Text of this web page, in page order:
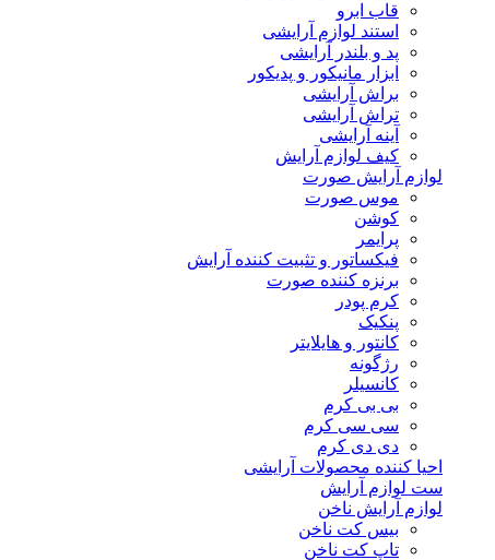
قاب ابرو
استند لوازم آرایشی
پد و بلندر آرایشی
ابزار مانیکور و پدیکور
براش آرایشی
تراش آرایشی
آینه آرایشی
کیف لوازم آرایش
لوازم آرایش صورت
موس صورت
کوشن
پرایمر
فیکساتور و تثبیت کننده آرایش
برنزه کننده صورت
کرم پودر
پنکیک
کانتور و هایلایتر
رژگونه
کانسیلر
بی بی کرم
سی سی کرم
دی دی کرم
احیا کننده محصولات آرایشی
ست لوازم آرایش
لوازم آرایش ناخن
بیس کت ناخن
تاپ کت ناخن